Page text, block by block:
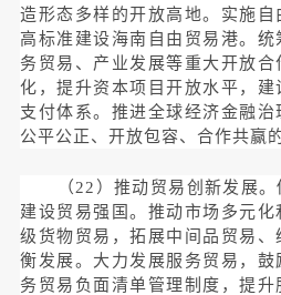
造形态多样的开放高地。实施自
高标准建设海南自由贸易港。
务贸易、产业发展等重大开放
化，提升资本项目开放水平，
支付体系。推进全球经济金融
公平公正、开放包容、合作共赢
（22）推动贸易创新发展
建设贸易强国。推动市场多元
级货物贸易，拓展中间品贸易
衡发展。大力发展服务贸易，
务贸易负面清单管理制度，提升